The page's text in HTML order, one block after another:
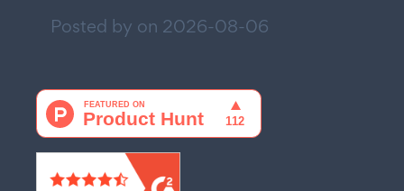
Posted by on 2026-08-06